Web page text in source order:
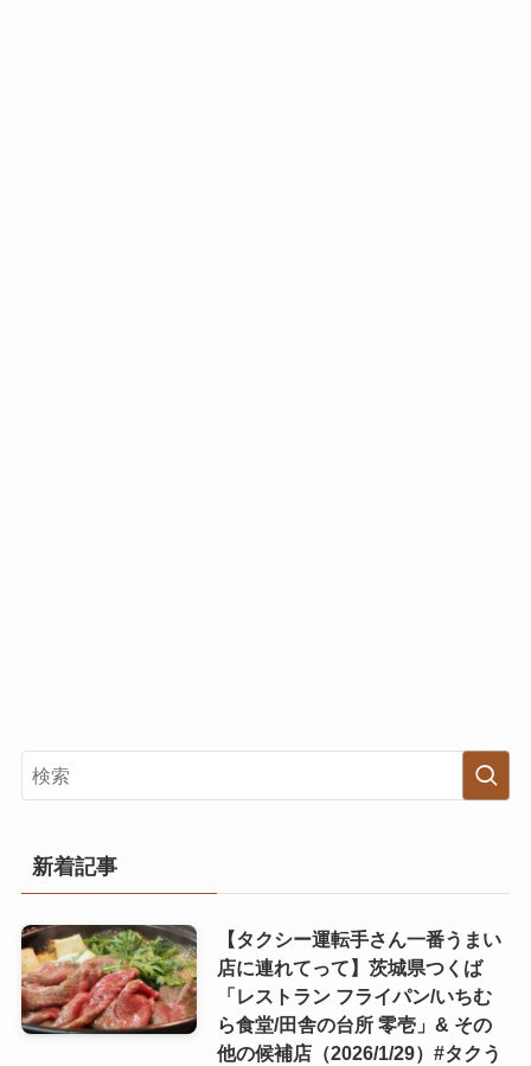
新着記事
【タクシー運転手さん一番うまい
店に連れてって】茨城県つくば
「レストラン フライパン/いちむ
ら食堂/田舎の台所 零壱」& その
他の候補店（2026/1/29）#タクう